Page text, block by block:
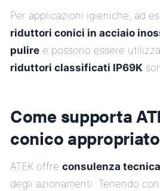
Per applicazioni igieniche, ad
riduttori conici in acciaio
pulire e possono essere
riduttori classificati IP69K
Come supporta
conico
ATEK offre consulenza
degli azionamenti. Tenendo